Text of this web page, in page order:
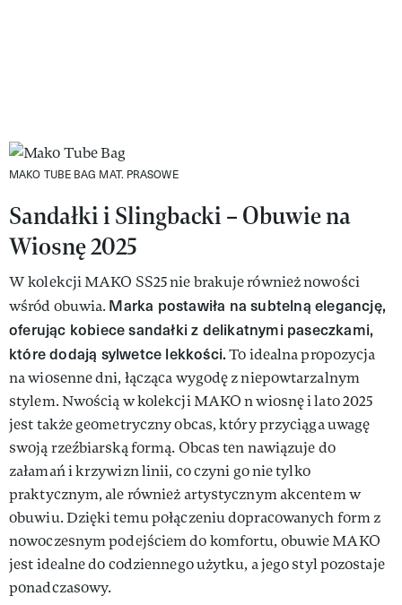
MAKO TUBE BAG MAT. PRASOWE
Sandałki i Slingbacki – Obuwie na
Wiosnę 2025
W kolekcji MAKO SS25 nie brakuje również nowości
wśród obuwia. Marka postawiła na subtelną elegancję,
oferując kobiece sandałki z delikatnymi paseczkami,
które dodają sylwetce lekkości.To idealna propozycja
na wiosenne dni, łącząca wygodę z niepowtarzalnym
stylem. Nwością w kolekcji MAKO n wiosnę i lato 2025
jest także geometryczny obcas, który przyciąga uwagę
swoją rzeźbiarską formą. Obcas ten nawiązuje do
załamań i krzywizn linii, co czyni go nie tylko
praktycznym, ale również artystycznym akcentem w
obuwiu. Dzięki temu połączeniu dopracowanych form z
nowoczesnym podejściem do komfortu, obuwie MAKO
jest idealne do codziennego użytku, a jego styl pozostaje
ponadczasowy.